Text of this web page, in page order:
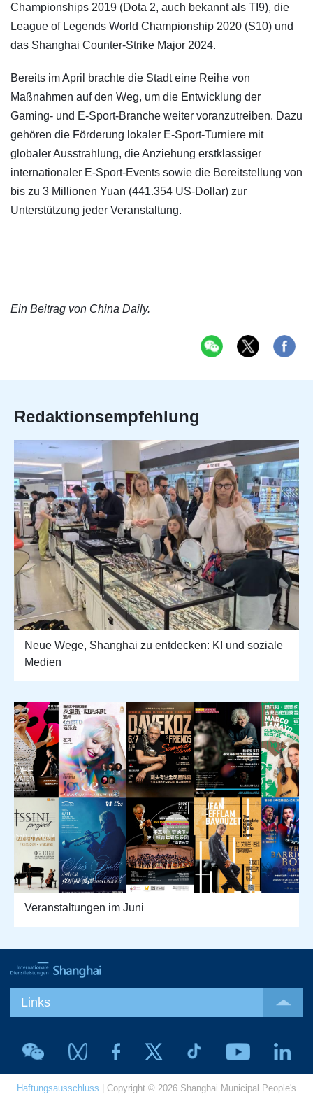
Championships 2019 (Dota 2, auch bekannt als TI9), die
League of Legends World Championship 2020 (S10) und
das Shanghai Counter-Strike Major 2024.
Bereits im April brachte die Stadt eine Reihe von
Maßnahmen auf den Weg, um die Entwicklung der
Gaming- und E-Sport-Branche weiter voranzutreiben. Dazu
gehören die Förderung lokaler E-Sport-Turniere mit
globaler Ausstrahlung, die Anziehung erstklassiger
internationaler E-Sport-Events sowie die Bereitstellung von
bis zu 3 Millionen Yuan (441.354 US-Dollar) zur
Unterstützung jeder Veranstaltung.
Ein Beitrag von China Daily.
Redaktionsempfehlung
Neue Wege, Shanghai zu entdecken: KI und soziale
Medien
Veranstaltungen im Juni
Links
Haftungsausschluss | Copyright © 2026 Shanghai Municipal People's